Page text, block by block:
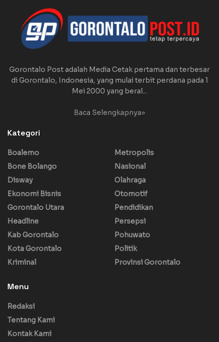
Gorontalo Post adalah Media Cetak pertama dan terbesar
di Gorontalo, Indonesia, yang mulai terbit perdana pada 1
Mei 2000 yang beral...
Baca Selengkapnya»
Kategori
Boalemo
Bone Bolango
Disway
Ekonomi Bisnis
Gorontalo Utara
Headline
Kab Gorontalo
Kota Gorontalo
Kriminal
Metropolis
Nasional
Olahraga
Otomotif
Pendidikan
Persepsi
Pohuwato
Politik
Provinsi Gorontalo
Menu
Redaksi
Tentang Kami
Kontak Kami